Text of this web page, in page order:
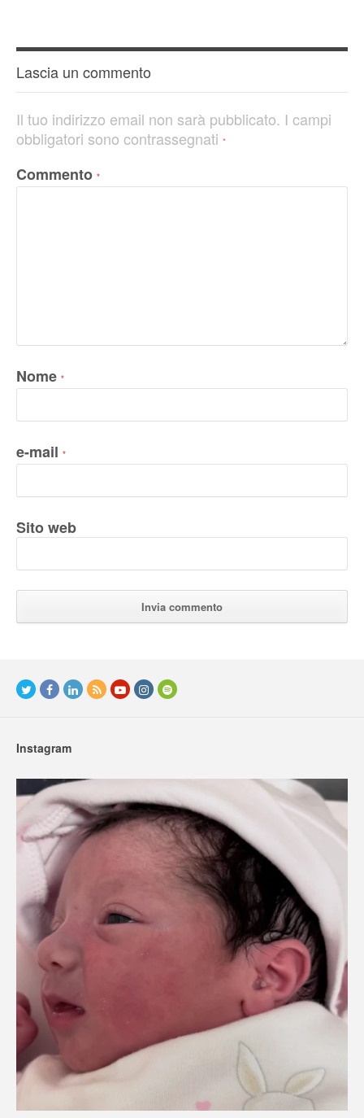
Lascia un commento
Il tuo indirizzo email non sarà pubblicato. I campi
obbligatori sono contrassegnati *
Commento *
Nome *
e-mail *
Sito web
Instagram